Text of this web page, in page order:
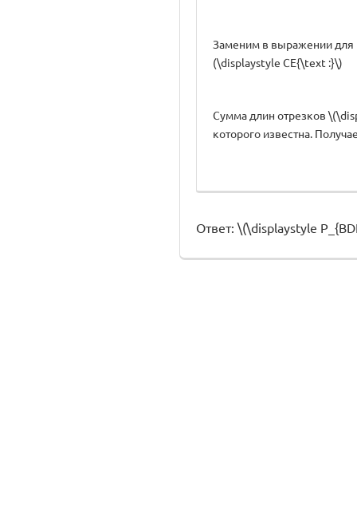
Заменим в выражении для
(\displaystyle CE{\text :}\)
Сумма длин отрезков
которого известна.
Ответ: \(\displaystyle